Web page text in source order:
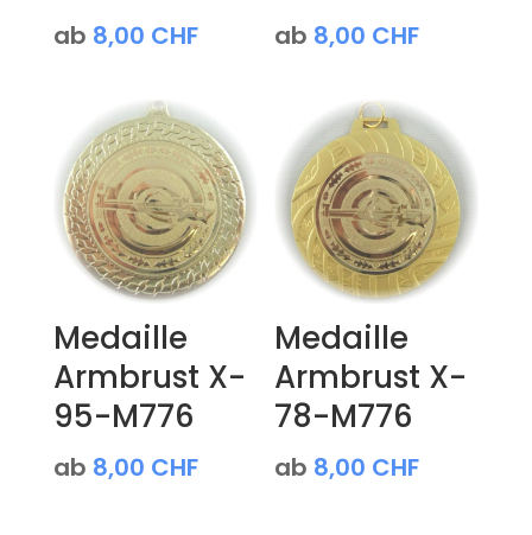
ab 8,00 CHF ab 8,00 CHF
Medaille
Armbrust X-
95-M776
ab 8,00 CHF
Medaille
Armbrust X-
78-M776
ab 8,00 CHF